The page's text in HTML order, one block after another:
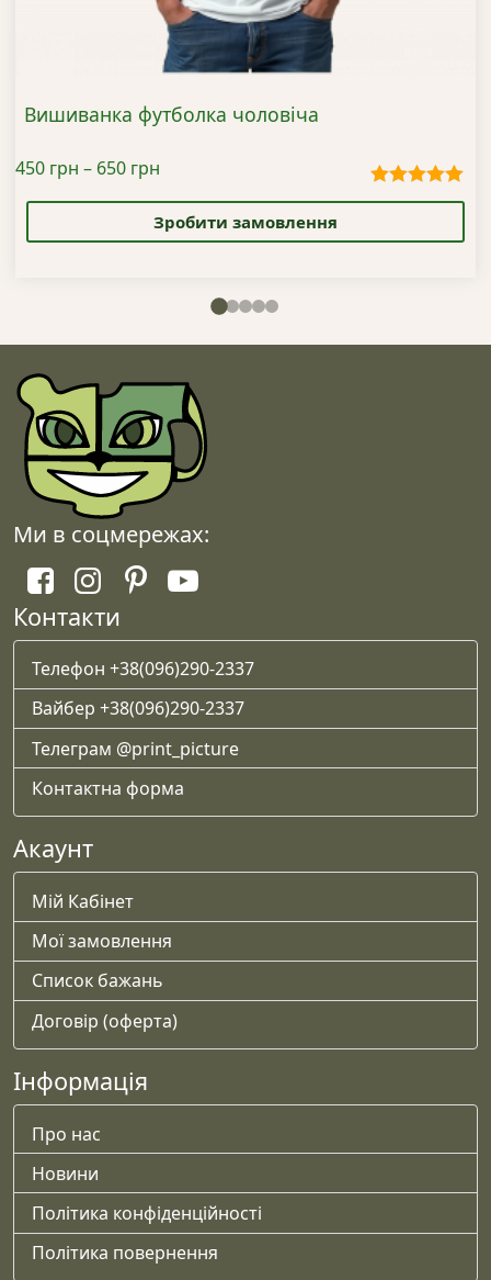
Вишиванка футболка чоловіча
Оцінено в
450 грн – 650 грн
від
450 грн
650 грн
Зробити замовлення
Цей
має
можна
вибрати
на
сторінці
товару
Ми в соцмережах:
Контакти
Телефон +38(096)290-2337
Вайбер +38(096)290-2337
Телеграм @print_picture
Контактна форма
Акаунт
Мій Кабінет
Мої замовлення
Список бажань
Договір (оферта)
Інформація
Про нас
Новини
Політика конфіденційності
Політика повернення